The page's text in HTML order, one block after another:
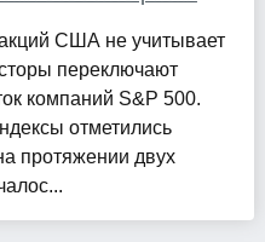
США не учитывает
переключают
компаний S&P 500.
отметились
протяжении двух